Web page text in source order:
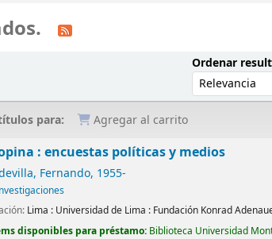
Ordenar
para: Agregar al carrito
: encuestas políticas y medios
Fernando, 1955-
Lima : Universidad de Lima : Fundación Konrad
disponibles para préstamo: Biblioteca Universidad